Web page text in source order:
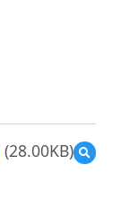
(28.00KB)
預
覽